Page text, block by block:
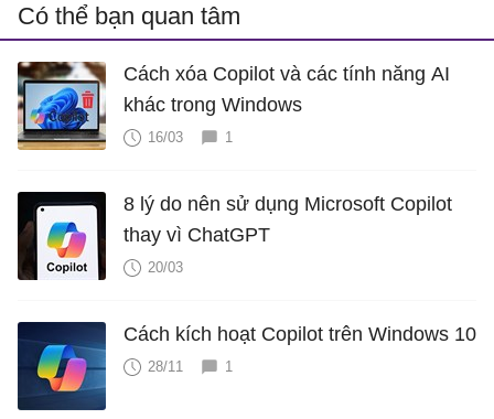
Có thể bạn quan tâm
Cách xóa Copilot và các tính năng AI
khác trong Windows
16/03 1
8 lý do nên sử dụng Microsoft Copilot
thay vì ChatGPT
20/03
Cách kích hoạt Copilot trên Windows 10
28/11 1